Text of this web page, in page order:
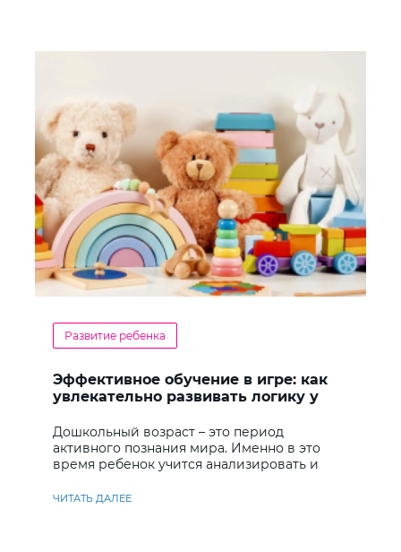
Развитие ребенка
Эффективное обучение в игре: как
увлекательно развивать логику у
Дошкольный возраст – это период
активного познания мира. Именно в это
время ребенок учится анализировать и
ЧИТАТЬ ДАЛЕЕ